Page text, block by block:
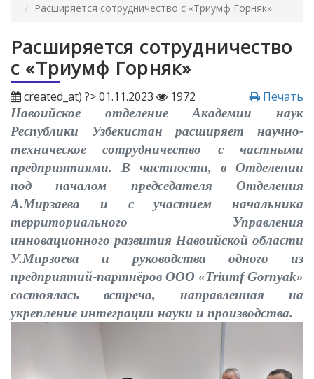
Расширяется сотрудничество с «Триумф Горняк»
Расширяется сотрудничество
с «Триумф Горняк»
created_at) ?> 01.11.2023 1972 Печать
Навоийское отделение Академии наук
Республики Узбекистан расширяет научно-
техническое сотрудничество с частными
предприятиями. В частности, в Отделении
под началом председателя Отделения
А.Мирзаева и с участием начальника
территориального Управления
инновационного развития Навоийской области
У.Мирзоева и руководства одного из
предприятий-партнёров ООО «Triumf Gornyak»
состоялась встреча, направленная на
укрепление интеграции науки и производства.